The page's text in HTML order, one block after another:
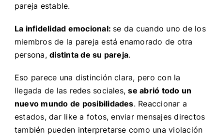
pareja estable.
La infidelidad emocional: se da cuando uno de los
miembros de la pareja está enamorado de otra
persona,distinta de su pareja.
Eso parece una distinción clara, pero con la
llegada de las redes sociales,se abrió todo un
nuevo mundo de posibilidades. Reaccionar a
estados, dar like a fotos, enviar mensajes directos
también pueden interpretarse como una violación